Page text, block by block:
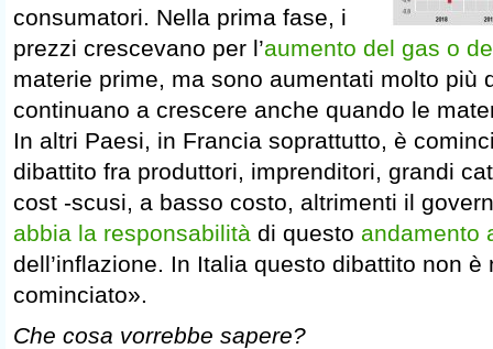
consumatori. Nella prima fase, i
prezzi crescevano per l’aumento del gas o
materie prime, ma sono aumentati molto più
continuano a crescere anche quando le
In altri Paesi, in Francia soprattutto, è
dibattito fra produttori, imprenditori, grandi
cost -scusi, a basso costo, altrimenti il
abbia la responsabilità di questo andamento
dell’inflazione. In Italia questo dibattito non è
cominciato».
Che cosa vorrebbe sapere?